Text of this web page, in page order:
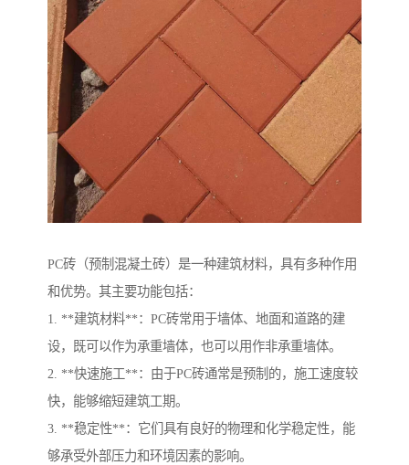
PC砖（预制混凝土砖）是一种建筑材料，具有多种作用
和优势。其主要功能包括：
1. **建筑材料**：PC砖常用于墙体、地面和道路的建
设，既可以作为承重墙体，也可以用作非承重墙体。
2. **快速施工**：由于PC砖通常是预制的，施工速度较
快，能够缩短建筑工期。
3. **稳定性**：它们具有良好的物理和化学稳定性，能
够承受外部压力和环境因素的影响。